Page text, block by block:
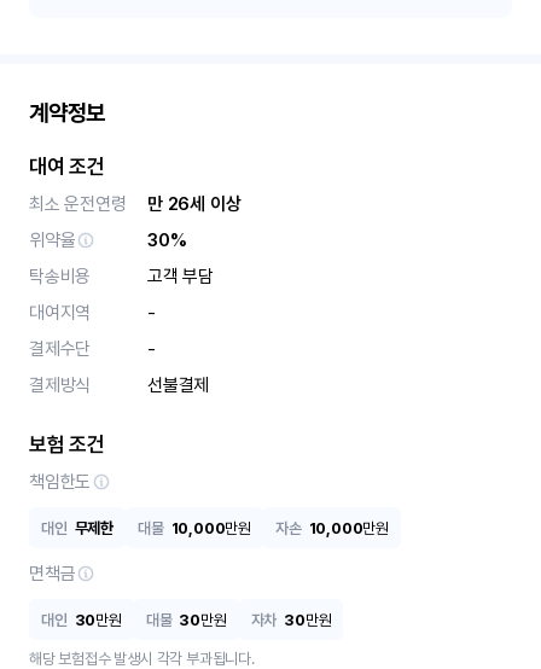
계약정보
대여 조건
최소 운전연령
만 26세 이상
위약율
30%
탁송비용
고객 부담
대여지역
-
결제수단
-
결제방식
선불결제
보험 조건
책임한도
대인 무제한 대물 10,000만원 자손 10,000만원
면책금
대인 30만원 대물 30만원 자차 30만원
해당 보험접수 발생시 각각 부과됩니다.